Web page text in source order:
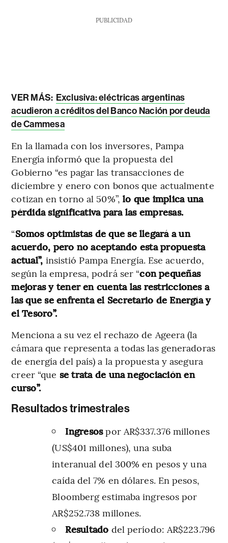
PUBLICIDAD
VER MÁS: Exclusiva: eléctricas argentinas
acudieron a créditos del Banco Nación por deuda
de Cammesa
En la llamada con los inversores, Pampa
Energía informó que la propuesta del
Gobierno “es pagar las transacciones de
diciembre y enero con bonos que actualmente
cotizan en torno al 50%”, lo que implica una
pérdida significativa para las empresas.
“Somos optimistas de que se llegará a un
acuerdo, pero no aceptando esta propuesta
actual”, insistió Pampa Energía. Ese acuerdo,
según la empresa, podrá ser “con pequeñas
mejoras y tener en cuenta las restricciones a
las que se enfrenta el Secretario de Energía y
el Tesoro”.
Menciona a su vez el rechazo de Ageera (la
cámara que representa a todas las generadoras
de energía del país) a la propuesta y asegura
creer “que se trata de una negociación en
curso”.
Resultados trimestrales
Ingresospor AR$337.376 millones
(US$401 millones), una suba
interanual del 300% en pesos y una
caída del 7% en dólares. En pesos,
Bloomberg estimaba ingresos por
AR$252.738 millones.
Resultado del período: AR$223.796